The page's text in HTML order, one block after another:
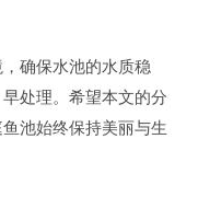
确保水池的水质稳
处理。希望本文的分
池始终保持美丽与生